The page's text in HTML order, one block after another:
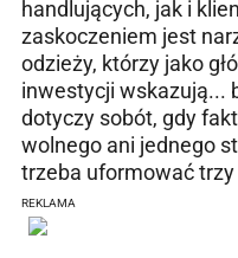
handlujących, jak i
zaskoczeniem jest
odzieży, którzy jako
inwestycji wskazują...
dotyczy sobót, gdy
wolnego ani jednego
trzeba uformować trzy
REKLAMA